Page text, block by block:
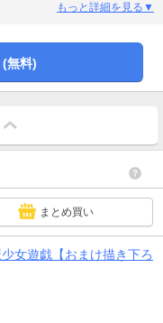
ルキー増刊 戦戦恐恐 Vol.4お
CLOCK」を収録していま
もっと詳細を見る▼
無料)
まとめ買い
女遊戯【おまけ描き下ろ